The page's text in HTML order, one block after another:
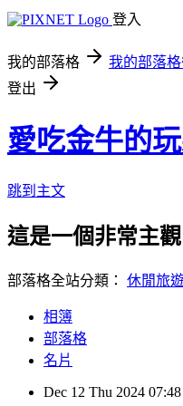
登入
我的部落格 我的部落
登出
愛吃金牛的
跳到主文
這是一個非常主
部落格全站分類： 休閒旅
相簿
部落格
名片
Dec 12 Thu 2024 07:48